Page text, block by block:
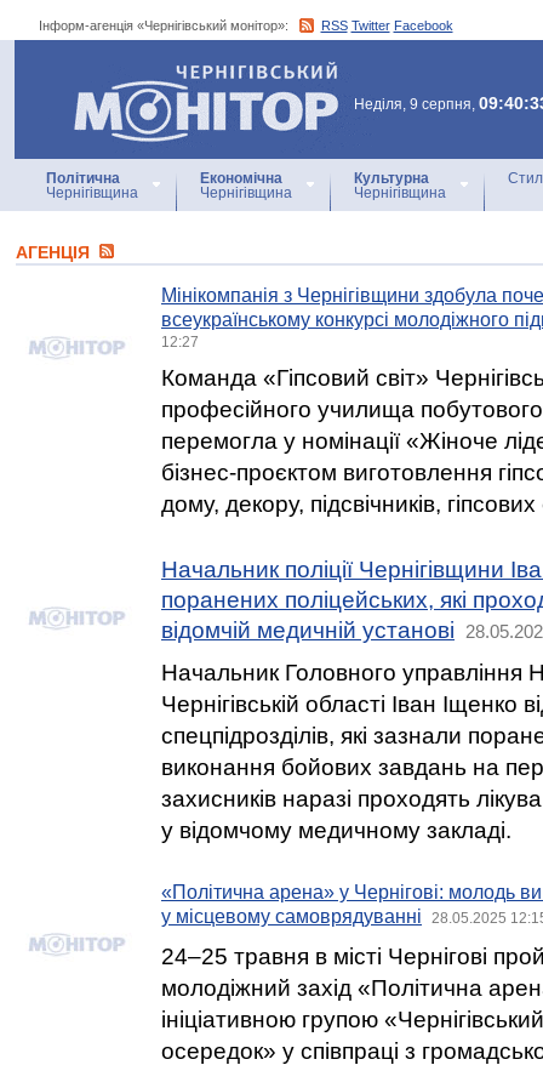
Інформ-агенція «Чернігівський монітор»: RSS Twitter Facebook
Інформ-агенція
«Чернігівський монітор»
Неділя, 9 серпня,
Політична
Чернігівщина
Економічна
Чернігівщина
Культурна
Чернігівщина
АГЕНЦIЯ
Мінікомпанія з Чернігівщини здобула
всеукраїнському конкурсі молодіжного
12:27
Команда «Гіпсовий світ»
професійного училища
перемогла у номінації «Жіноче
бізнес-проєктом виготовлення
дому, декору, підсвічників,
Начальник поліції Чернігівщини
поранених поліцейських, які
відомчій медичній установі
Начальник Головного управління
Чернігівській області Іван Іщенко
спецпідрозділів, які зазнали
виконання бойових завдань на
захисників наразі проходять
у відомчому медичному закладі.
«Політична арена» у Чернігові: молодь
у місцевому самоврядуванні
28.05.2025
24–25 травня в місті Чернігові
молодіжний захід «Політична
ініціативною групою
осередок» у співпраці з